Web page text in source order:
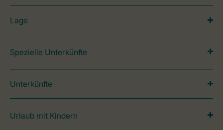
Lage
Spezielle Unterkünfte
Unterkünfte
Urlaub mit Kindern